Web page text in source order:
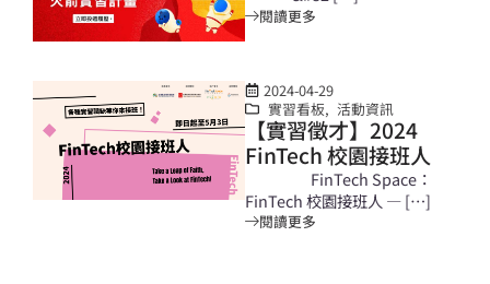
閱讀更多
2024-04-29
實習看板, 活動資訊
【實習徵才】2024
FinTech 校園接班人
FinTech Space：
FinTech 校園接班人 — […]
閱讀更多